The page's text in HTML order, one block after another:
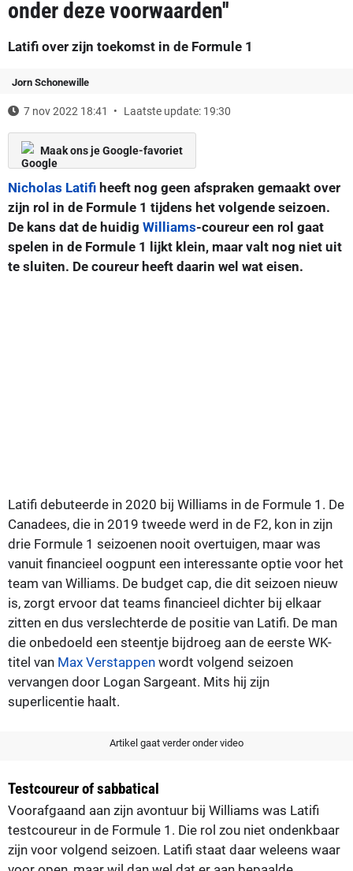
onder deze voorwaarden''
Latifi over zijn toekomst in de Formule 1
Jorn Schonewille
7 nov 2022 18:41 Laatste update: 19:30
Maak ons je Google-favoriet
Nicholas Latifi heeft nog geen afspraken gemaakt over
zijn rol in de Formule 1 tijdens het volgende seizoen.
De kans dat de huidig Williams-coureur een rol gaat
spelen in de Formule 1 lijkt klein, maar valt nog niet uit
te sluiten. De coureur heeft daarin wel wat eisen.
Latifi debuteerde in 2020 bij Williams in de Formule 1. De
Canadees, die in 2019 tweede werd in de F2, kon in zijn
drie Formule 1 seizoenen nooit overtuigen, maar was
vanuit financieel oogpunt een interessante optie voor het
team van Williams. De budget cap, die dit seizoen nieuw
is, zorgt ervoor dat teams financieel dichter bij elkaar
zitten en dus verslechterde de positie van Latifi. De man
die onbedoeld een steentje bijdroeg aan de eerste WK-
titel van Max Verstappen wordt volgend seizoen
vervangen door Logan Sargeant. Mits hij zijn
superlicentie haalt.
Artikel gaat verder onder video
Testcoureur of sabbatical
Voorafgaand aan zijn avontuur bij Williams was Latifi
testcoureur in de Formule 1. Die rol zou niet ondenkbaar
zijn voor volgend seizoen. Latifi staat daar weleens waar